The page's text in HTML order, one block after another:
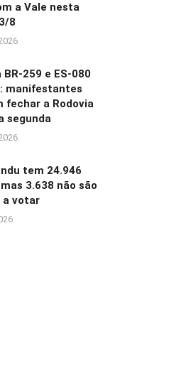
a Vale nesta
8
BR-259 e ES-080
manifestantes
fechar a Rodovia
segunda
tem 24.946
3.638 não são
a votar